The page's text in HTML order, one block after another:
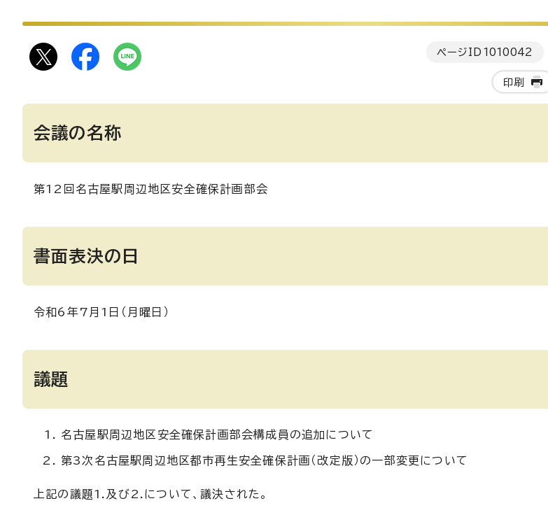
ページID 1010042
印刷
会議の名称
第12回名古屋駅周辺地区安全確保計画部会
書面表決の日
令和6年7月1日（月曜日）
議題
名古屋駅周辺地区安全確保計画部会構成員の追加について
第3次名古屋駅周辺地区都市再生安全確保計画（改定版）の一部変更について
上記の議題1.及び2.について、議決された。